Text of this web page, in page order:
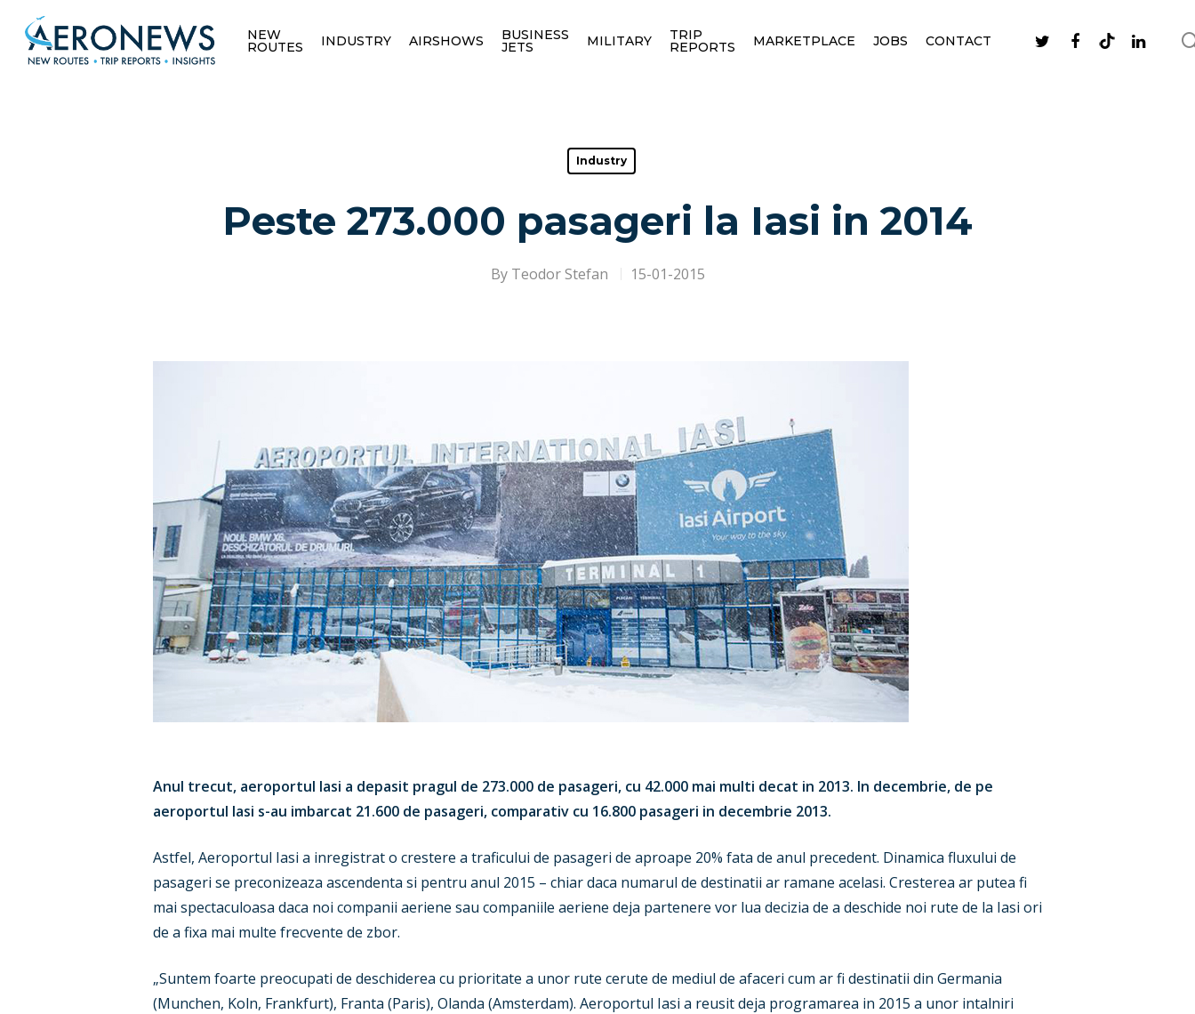
NEW
ROUTES INDUSTRY AIRSHOWS BUSINESS
JETS MILITARY TRIP
REPORTS MARKETPLACE JOBS CONTACT
Industry
Peste 273.000 pasageri la Iasi in 2014
By Teodor Stefan 15-01-2015
Anul trecut, aeroportul Iasi a depasit pragul de 273.000 de pasageri, cu 42.000 mai multi decat in 2013. In decembrie, de pe
aeroportul Iasi s-au imbarcat 21.600 de pasageri, comparativ cu 16.800 pasageri in decembrie 2013.
Astfel, Aeroportul Iasi a inregistrat o crestere a traficului de pasageri de aproape 20% fata de anul precedent. Dinamica fluxului de
pasageri se preconizeaza ascendenta si pentru anul 2015 – chiar daca numarul de destinatii ar ramane acelasi. Cresterea ar putea fi
mai spectaculoasa daca noi companii aeriene sau companiile aeriene deja partenere vor lua decizia de a deschide noi rute de la Iasi ori
de a fixa mai multe frecvente de zbor.
„Suntem foarte preocupati de deschiderea cu prioritate a unor rute cerute de mediul de afaceri cum ar fi destinatii din Germania
(Munchen, Koln, Frankfurt), Franta (Paris), Olanda (Amsterdam). Aeroportul Iasi a reusit deja programarea in 2015 a unor intalniri